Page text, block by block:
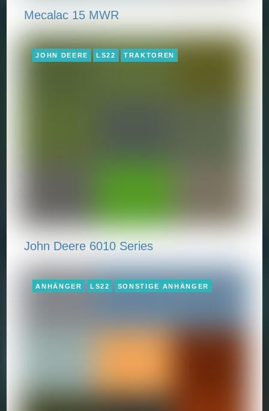
Mecalac 15 MWR
JOHN DEERE LS22 TRAKTOREN
John Deere 6010 Series
ANHÄNGER LS22 SONSTIGE ANHÄNGER